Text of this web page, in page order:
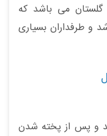
می باشد که
طرفداران بسیاری
و پس از پخته شدن